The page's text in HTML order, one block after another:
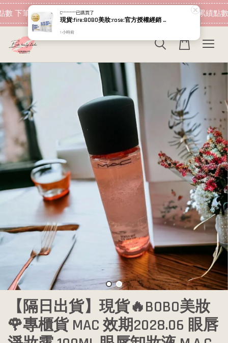
下筆消費即可折抵 現在去購物！ 加入會員 消費即可累績點數
【隔日出貨】現貨🔥BOBO美妝
🌹專櫃貨 MAC 效期2028.06 眼唇
C*********已購買了
1 小時前